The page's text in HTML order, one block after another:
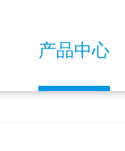
产品中心